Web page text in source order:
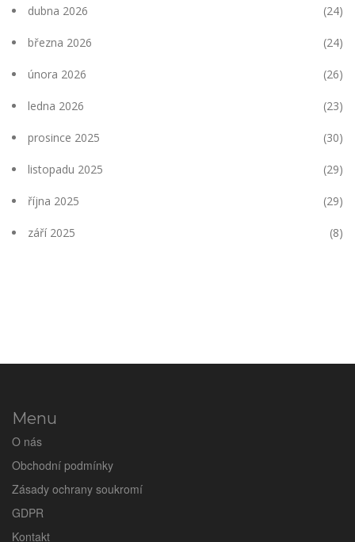
dubna 2026 (24)
března 2026 (24)
února 2026 (26)
ledna 2026 (23)
prosince 2025 (30)
listopadu 2025 (29)
října 2025 (29)
září 2025 (8)
Menu
O nás
Obchodní podmínky
Zásady ochrany soukromí
GDPR
Kontakt